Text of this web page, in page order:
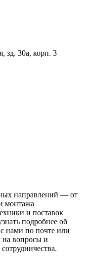
зд. 30а, корп. 3
направлений — от
монтажа
и поставок
подробнее об
нами по почте или
на вопросы и